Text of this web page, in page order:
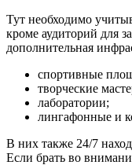
Тут необходимо
кроме аудиторий для
дополнительная
спортивные
творческие
лаборатории;
лингафонные и
В них также 24/7
Если брать во